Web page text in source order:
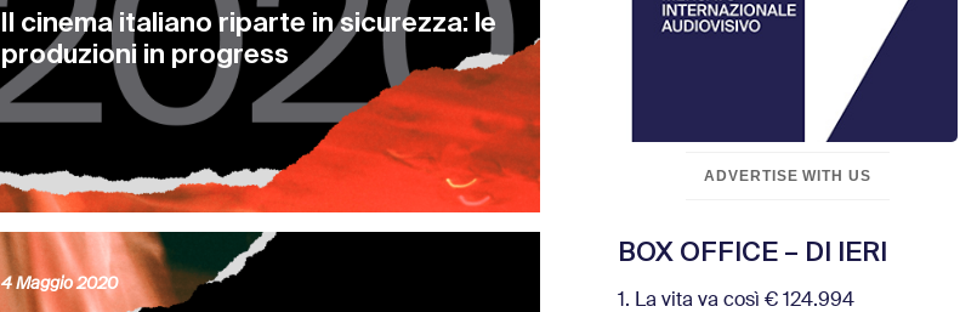
Il cinema italiano riparte in sicurezza: le
produzioni in progress
4 Maggio 2020
ADVERTISE WITH US
BOX OFFICE – DI IERI
1. La vita va così € 124.994